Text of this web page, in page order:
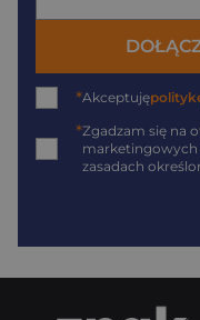
*Akceptuję
*Zgadzam się na
marketingowych
zasadach